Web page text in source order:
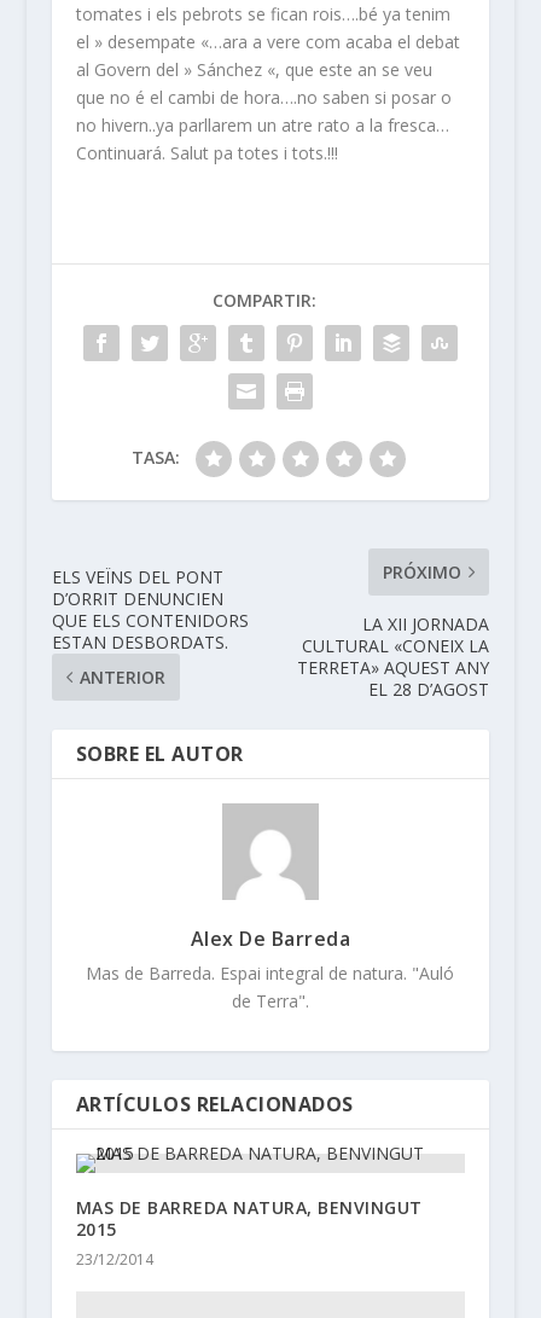
tomates i els pebrots se fican rois….bé ya tenim
el » desempate «…ara a vere com acaba el debat
al Govern del » Sánchez «, que este an se veu
que no é el cambi de hora….no saben si posar o
no hivern..ya parllarem un atre rato a la fresca…
Continuará. Salut pa totes i tots.!!!
COMPARTIR:
TASA:
ELS VEÏNS DEL PONT
D’ORRIT DENUNCIEN
QUE ELS CONTENIDORS
ESTAN DESBORDATS.
ANTERIOR
PRÓXIMO
LA XII JORNADA
CULTURAL «CONEIX LA
TERRETA» AQUEST ANY
EL 28 D’AGOST
SOBRE EL AUTOR
Alex De Barreda
Mas de Barreda. Espai integral de natura. "Auló
de Terra".
ARTÍCULOS RELACIONADOS
MAS DE BARREDA NATURA, BENVINGUT
2015
23/12/2014